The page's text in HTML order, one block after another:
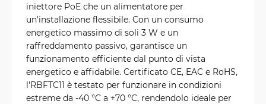
iniettore PoE che un alimentatore per
un'installazione flessibile. Con un consumo
energetico massimo di soli 3 W e un
raffreddamento passivo, garantisce un
funzionamento efficiente dal punto di vista
energetico e affidabile. Certificato CE, EAC e RoHS,
l'RBFTC11 è testato per funzionare in condizioni
estreme da -40 °C a +70 °C, rendendolo ideale per